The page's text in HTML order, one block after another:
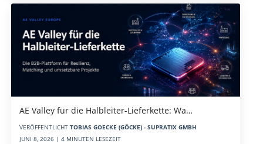
AE Valley für die Halbleiter-Lieferkette: Wa…
VERÖFFENTLICHT TOBIAS GOECKE (GÖCKE) - SUPRATIX GMBH
JUNI 8, 2026 | 4 MINUTEN LESEZEIT